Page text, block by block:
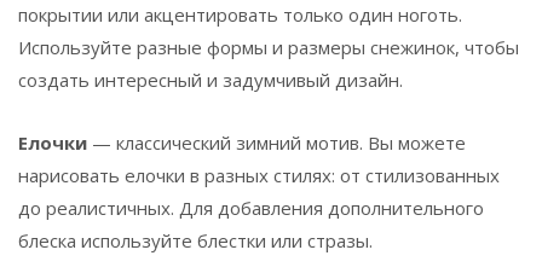
покрытии или акцентировать только один ноготь.
Используйте разные формы и размеры снежинок, чтобы
создать интересный и задумчивый дизайн.
Елочки — классический зимний мотив. Вы можете
нарисовать елочки в разных стилях: от стилизованных
до реалистичных. Для добавления дополнительного
блеска используйте блестки или стразы.